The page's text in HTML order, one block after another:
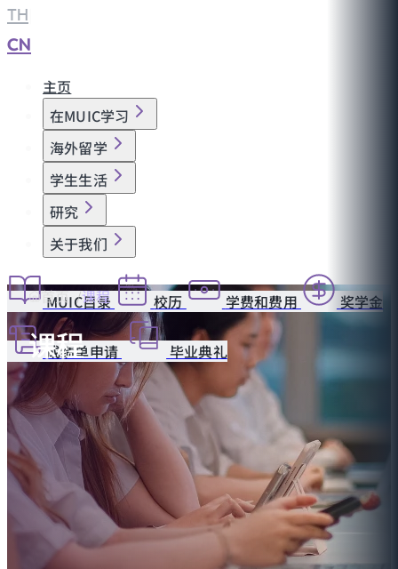
TH
CN
主页
在MUIC学习
海外留学
学生生活
研究
关于我们
MUIC目录 校历 学费和费用 奖学金
成绩单申请 毕业典礼
首页 课程
课程